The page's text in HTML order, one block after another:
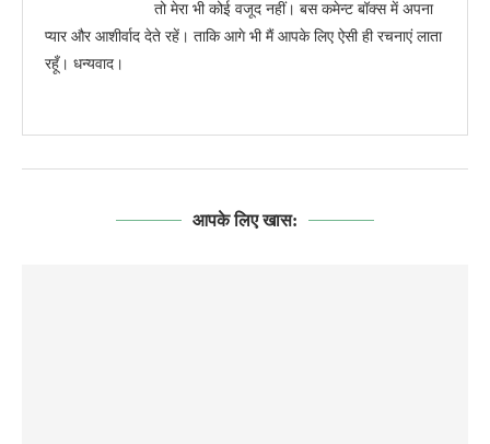
तो मेरा भी कोई वजूद नहीं। बस कमेन्ट बॉक्स में अपना
प्यार और आशीर्वाद देते रहें। ताकि आगे भी मैं आपके लिए ऐसी ही रचनाएं लाता
रहूँ। धन्यवाद।
आपके लिए खास: